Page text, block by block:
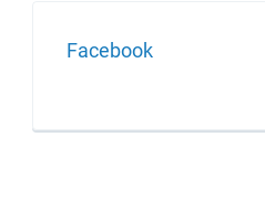
Facebook